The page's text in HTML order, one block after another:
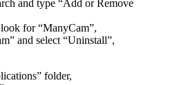
and type “Add or Remove
for “ManyCam”,
and select “Uninstall”,
folder,